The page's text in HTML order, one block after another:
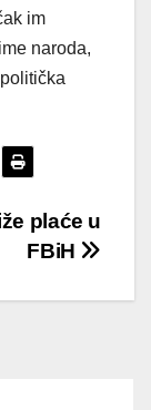
im
naroda,
plaće u
FBiH